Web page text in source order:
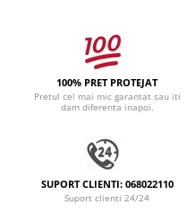
100% PRET PROTEJAT
Pretul cel mai mic garantat sau iti
dam diferenta inapoi.
SUPORT CLIENTI: 068022110
Suport clienti 24/24